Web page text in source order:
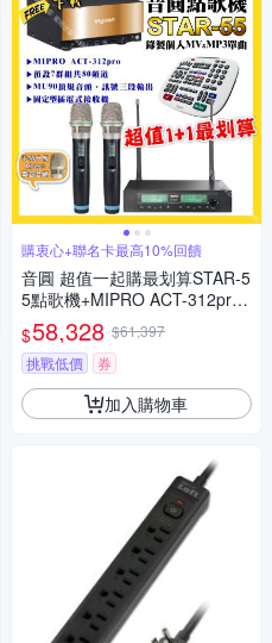
購衷心+聯名卡最高10%回饋
音圓 超值一起購最划算STAR-5
5點歌機+MIPRO ACT-312pro
電容音頭無線麥克風
$58,328 $61,397
挑戰低價
券
加入購物車